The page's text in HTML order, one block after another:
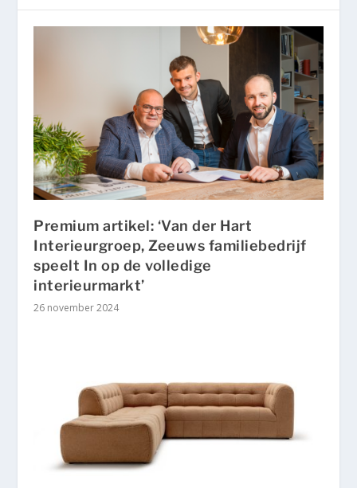
Premium artikel: ‘Van der Hart
Interieurgroep, Zeeuws familiebedrijf
speelt In op de volledige
interieurmarkt’
26 november 2024